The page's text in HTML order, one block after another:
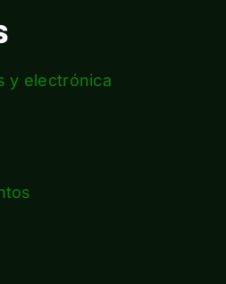
y electrónica